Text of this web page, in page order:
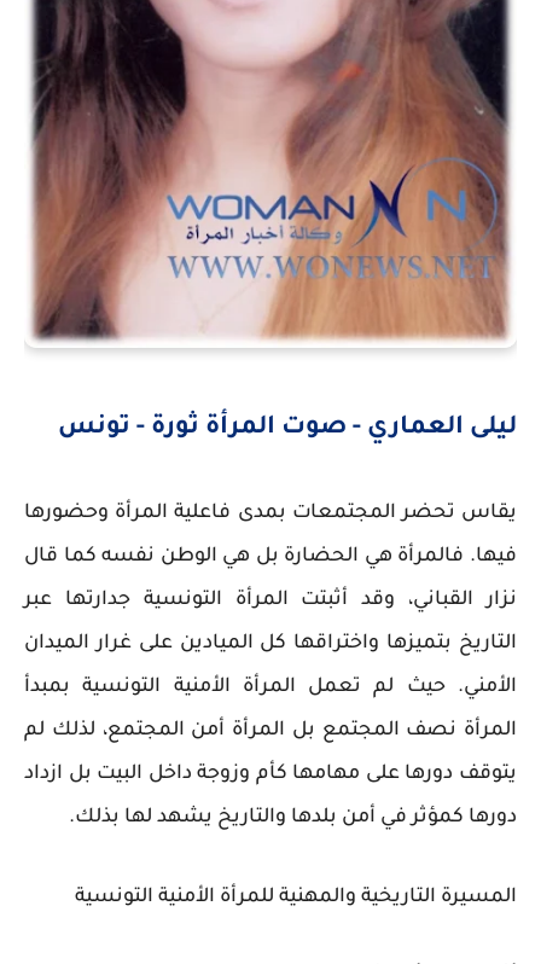
ليلى العماري - صوت المرأة ثورة - تونس
يقاس تحضر المجتمعات بمدى فاعلية المرأة وحضورها
فيها. فالمرأة هي الحضارة بل هي الوطن نفسه كما قال
نزار القباني، وقد أثبتت المرأة التونسية جدارتها عبر
التاريخ بتميزها واختراقها كل الميادين على غرار الميدان
الأمني. حيث لم تعمل المرأة الأمنية التونسية بمبدأ
المرأة نصف المجتمع بل المرأة أمن المجتمع، لذلك لم
يتوقف دورها على مهامها كأم وزوجة داخل البيت بل ازداد
دورها كمؤثر في أمن بلدها والتاريخ يشهد لها بذلك.
المسيرة التاريخية والمهنية للمرأة الأمنية التونسية